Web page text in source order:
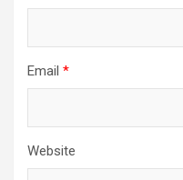
Email *
Website